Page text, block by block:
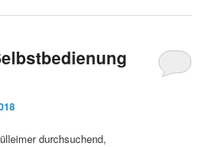
durchsuchend,